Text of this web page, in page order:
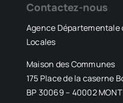
Contactez-nous
Agence Départementale
Locales
Maison des Communes
175 Place de la caserne
BP 30069 – 40002 MONT